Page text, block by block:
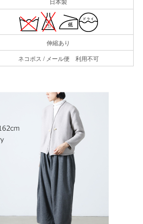
伸縮あり
ネコポス / メール便 利用不可